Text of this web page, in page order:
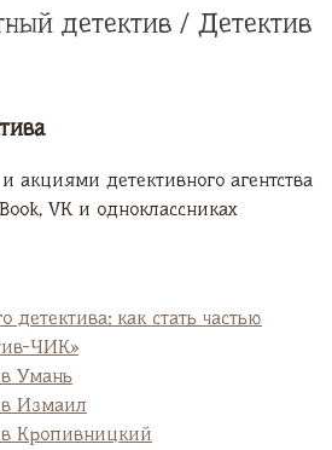
детектив / Детектив
акциями детективного агентства
VK и одноклассниках
детектива: как стать частью
ЧИК»
Умань
Измаил
Кропивницкий